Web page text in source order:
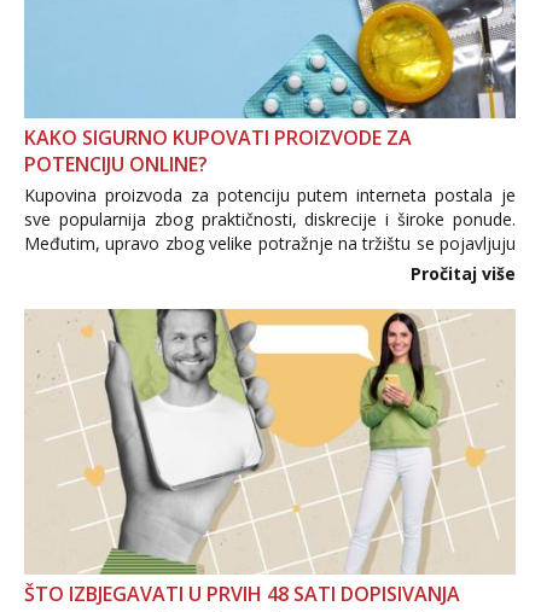
KAKO SIGURNO KUPOVATI PROIZVODE ZA
POTENCIJU ONLINE?
Kupovina proizvoda za potenciju putem interneta postala je
sve popularnija zbog praktičnosti, diskrecije i široke ponude.
Međutim, upravo zbog velike potražnje na tržištu se pojavljuju
i brojni krivotvoreni proizvodi, nepouzdane internetske
Pročitaj više
ŠTO IZBJEGAVATI U PRVIH 48 SATI DOPISIVANJA